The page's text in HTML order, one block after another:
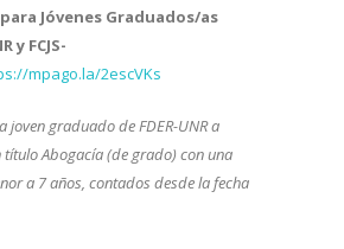
Jóvenes Graduados/as
y FCJS-
mpago.la/2escVKs
joven graduado de FDER-UNR a
título Abogacía (de grado) con una
a 7 años, contados desde la fecha